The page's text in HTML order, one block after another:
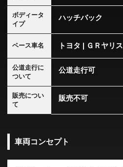
ボディータ
イプ
ハッチバック
ベース車名 トヨタ | ＧＲヤリス
公道走行に
ついて
公道走行可
販売につい
て
販売不可
車両コンセプト